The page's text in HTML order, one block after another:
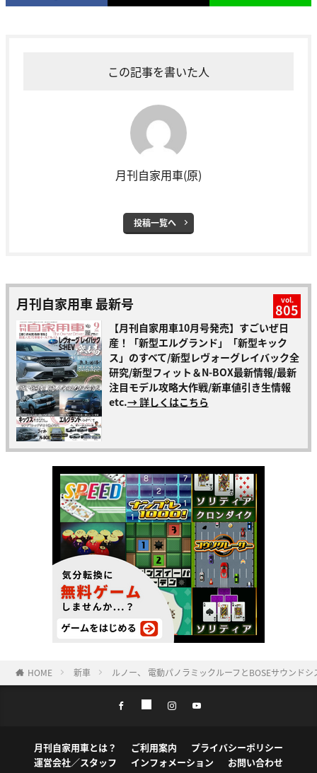
この記事を書いた人
月刊自家用車(原)
投稿一覧へ
月刊自家用車 最新号 vol.
805
【月刊自家用車10月号発売】すごいぜ日
産！「新型エルグランド」「新型キック
ス」のすべて/新型レヴォーグレイバック全
研究/新型フィット＆N-BOX最新情報/最新
注目モデル攻略大作戦/新車値引き生情報
etc.→ 詳しくはこちら
HOME 新車 ルノー、 電動パノラミックルーフとBOSEサウンド
月刊自家用車とは？ ご利用案内
プライバシーポリシー
運営会社／スタッフ
インフォメーション お問い合わせ